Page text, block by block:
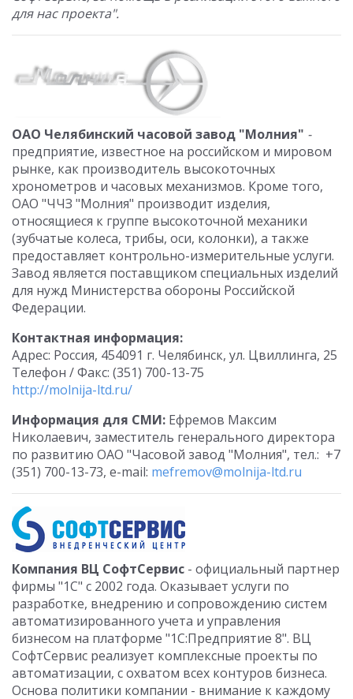
для нас проекта".
ОАО Челябинский часовой завод "Молния" -
предприятие, известное на российском и мировом
рынке, как производитель высокоточных
хронометров и часовых механизмов. Кроме того,
ОАО "ЧЧЗ "Молния" производит изделия,
относящиеся к группе высокоточной механики
(зубчатые колеса, трибы, оси, колонки), а также
предоставляет контрольно-измерительные услуги.
Завод является поставщиком специальных изделий
для нужд Министерства обороны Российской
Федерации.
Контактная информация:
Адрес: Россия, 454091 г. Челябинск, ул. Цвиллинга, 25
Телефон / Факс: (351) 700-13-75
http://molnija-ltd.ru/
Информация для СМИ: Ефремов Максим
Николаевич, заместитель генерального директора
по развитию ОАО "Часовой завод "Молния", тел.: +7
(351) 700-13-73, e-mail: mefremov@molnija-ltd.ru
Компания ВЦ СофтСервис - официальный партнер
фирмы "1С" с 2002 года. Оказывает услуги по
разработке, внедрению и сопровождению систем
автоматизированного учета и управления
бизнесом на платформе "1С:Предприятие 8". ВЦ
СофтСервис реализует комплексные проекты по
автоматизации, с охватом всех контуров бизнеса.
Основа политики компании - внимание к каждому